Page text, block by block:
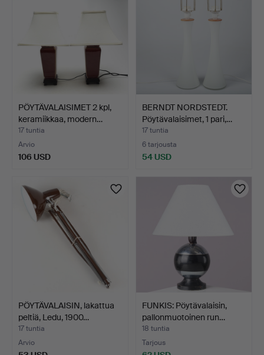
PÖYTÄVALAISIMET 2 kpl,
keramiikkaa, modern…
17 tuntia
Arvio
106 USD
BERNDT NORDSTEDT.
Pöytävalaisimet, 1 pari,…
17 tuntia
6 tarjousta
54 USD
PÖYTÄVALAISIN, lakattua
peltiä, Ledu, 1900…
17 tuntia
Arvio
FUNKIS: Pöytävalaisin,
pallonmuotoinen run…
18 tuntia
Tarjous